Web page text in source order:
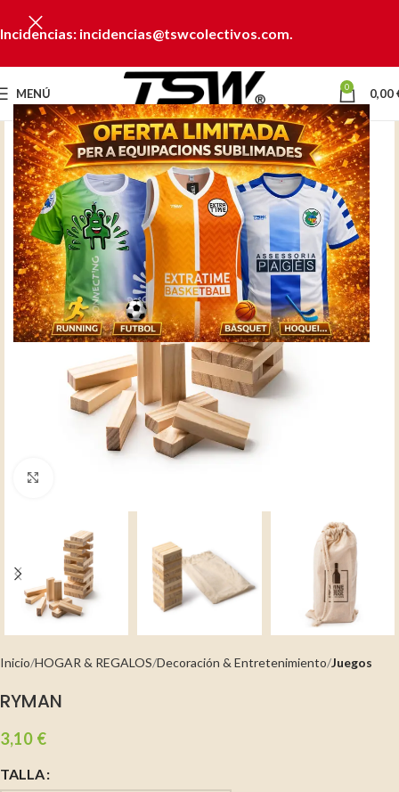
Incidencias: incidencias@tswcolectivos.com.
MENÚ 0 0,00
Inicio HOGAR & REGALOS Decoración & Entretenimiento Juegos
RYMAN
3,10 €
TALLA